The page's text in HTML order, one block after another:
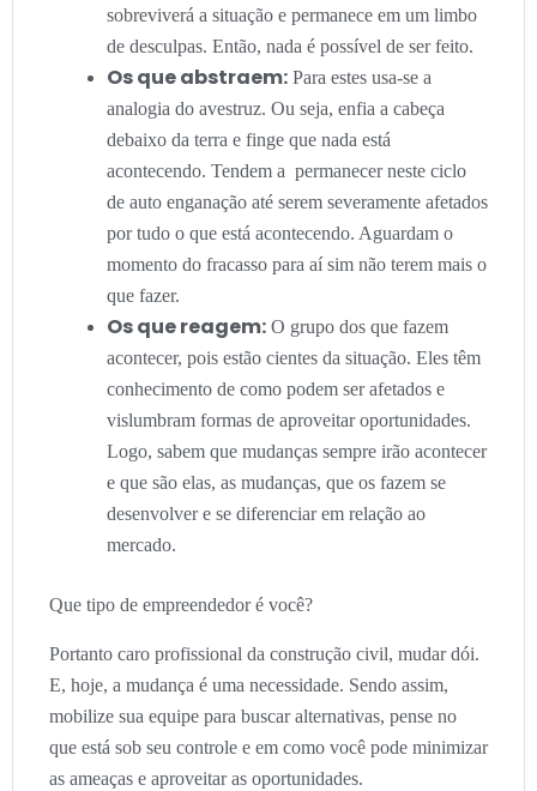
sobreviverá a situação e permanece em um limbo
de desculpas. Então, nada é possível de ser feito.
Os que abstraem: Para estes usa-se a
analogia do avestruz. Ou seja, enfia a cabeça
debaixo da terra e finge que nada está
acontecendo. Tendem a permanecer neste ciclo
de auto enganação até serem severamente afetados
por tudo o que está acontecendo. Aguardam o
momento do fracasso para aí sim não terem mais o
que fazer.
Os que reagem: O grupo dos que fazem
acontecer, pois estão cientes da situação. Eles têm
conhecimento de como podem ser afetados e
vislumbram formas de aproveitar oportunidades.
Logo, sabem que mudanças sempre irão acontecer
e que são elas, as mudanças, que os fazem se
desenvolver e se diferenciar em relação ao
mercado.
Que tipo de empreendedor é você?
Portanto caro profissional da construção civil, mudar dói.
E, hoje, a mudança é uma necessidade. Sendo assim,
mobilize sua equipe para buscar alternativas, pense no
que está sob seu controle e em como você pode minimizar
as ameaças e aproveitar as oportunidades.